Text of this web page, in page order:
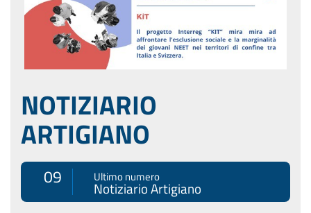
NOTIZIARIO
ARTIGIANO
09 Ultimo numero
Notiziario Artigiano